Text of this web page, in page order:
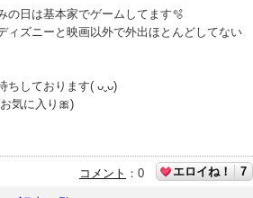
の日は基本家でゲームしてます🫧
ィズニーと映画以外で外出ほとんどしてない
ちしております( ᴗˬᴗ)
気に入り🎀)
コメント ： 0 エロイね！ 7